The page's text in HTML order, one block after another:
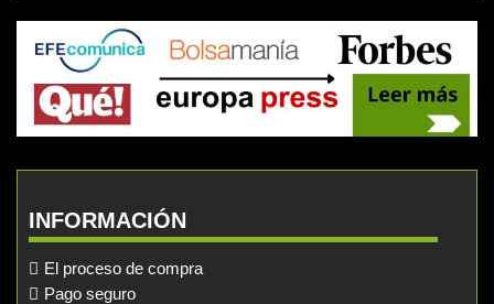
INFORMACIÓN
El proceso de compra
Pago seguro